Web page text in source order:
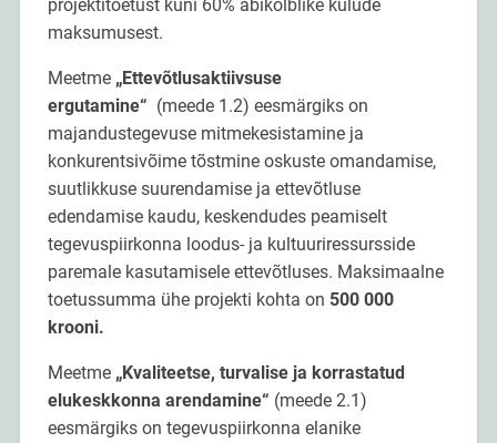
projektitoetust kuni 60% abikõlblike kulude
maksumusest.
Meetme „Ettevõtlusaktiivsuse
ergutamine“ (meede 1.2) eesmärgiks on
majandustegevuse mitmekesistamine ja
konkurentsivõime tõstmine oskuste omandamise,
suutlikkuse suurendamise ja ettevõtluse
edendamise kaudu, keskendudes peamiselt
tegevuspiirkonna loodus- ja kultuuriressursside
paremale kasutamisele ettevõtluses. Maksimaalne
toetussumma ühe projekti kohta on 500 000
krooni.
Meetme „Kvaliteetse, turvalise ja korrastatud
elukeskkonna arendamine“ (meede 2.1)
eesmärgiks on tegevuspiirkonna elanike